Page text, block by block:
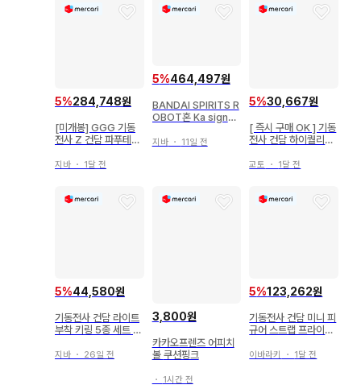
5%284,748원
[미개봉] GGG 기동
전사 Z 건담 파푸테마
지바 ・ 1달 전
5%464,497원
BANDAI SPIRITS R
OBOT혼 Ka signat
사 Z 건담 프로토타입
지바・ 11일 전
5%30,667원
[ 즉시 구매 OK ] 기동
전사 건담 하이퀄리티
교토 ・ 1달 전
5%44,580원
기동전사 건담 라이트
부착 키링 5종 세트 반
지바 ・ 26일 전
3,800원
카카오프렌즈 어피치
볼 쿠션핑크
・ 1시간 전
5%123,262원
기동전사 건담 미니 피
규어 스트랩 프라이즈
이바라키 ・ 1달 전